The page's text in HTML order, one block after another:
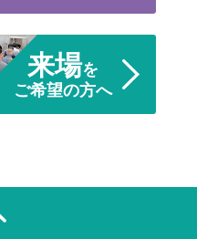
来場を
ご希望の方へ